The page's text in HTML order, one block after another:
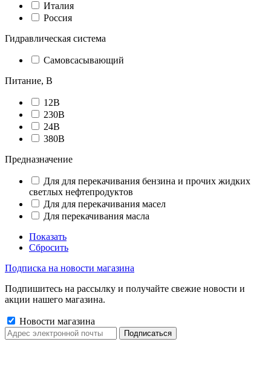
Италия
Россия
Гидравлическая система
Cамовсасывающий
Питание, В
12В
230В
24В
380В
Предназначение
Для для перекачивания бензина и прочих жидких
светлых нефтепродуктов
Для для перекачивания масел
Для перекачивания масла
Показать
Сбросить
Подписка на новости магазина
Подпишитесь на рассылку и получайте свежие новости и
акции нашего магазина.
Новости магазина